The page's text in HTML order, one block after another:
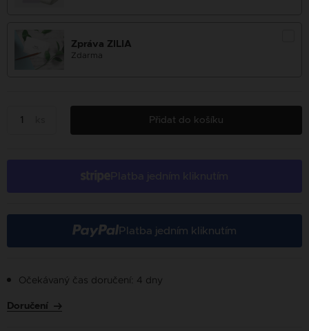
Zpráva ZILIA
Zdarma
Přidat do košíku
Platba jedním kliknutím
Očekávaný čas doručení: 4 dny
Doručení